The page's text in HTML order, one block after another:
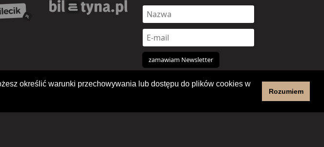
określić warunki przechowywania lub dostępu do plików cookies w
Rozumiem